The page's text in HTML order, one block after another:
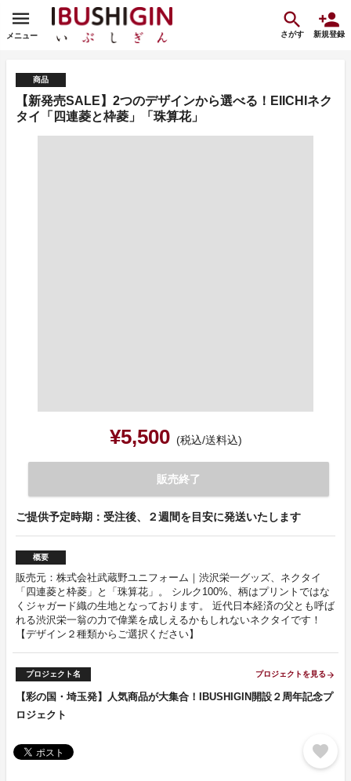
メニュー さがす 新規登録
商品
【新発売SALE】2つのデザインから選べる！EIICHIネク
タイ「四連菱と枠菱」「珠算花」
¥5,500 (税込/送料込)
販売終了
ご提供予定時期：受注後、２週間を目安に発送いたします
概要
販売元：株式会社武蔵野ユニフォーム｜渋沢栄一グッズ、ネクタイ
「四連菱と枠菱」と「珠算花」。 シルク100%、柄はプリントではな
くジャガード織の生地となっております。 近代日本経済の父とも呼ば
れる渋沢栄一翁の力で偉業を成しえるかもしれないネクタイです！
【デザイン２種類からご選択ください】
プロジェクト名 プロジェクトを見る arrow_forward
【彩の国・埼玉発】人気商品が大集合！IBUSHIGIN開設２周年記念プ
ロジェクト
favorite